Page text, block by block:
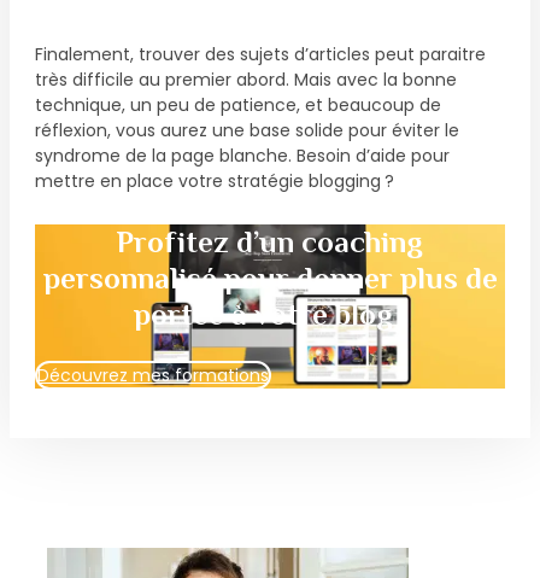
Finalement, trouver des sujets d’articles peut paraitre
très difficile au premier abord. Mais avec la bonne
technique, un peu de patience, et beaucoup de
réflexion, vous aurez une base solide pour éviter le
syndrome de la page blanche. Besoin d’aide pour
mettre en place votre stratégie blogging ?
Profitez d’un coaching
personnalisé pour donner plus de
portée à votre blog !
Découvrez mes formations